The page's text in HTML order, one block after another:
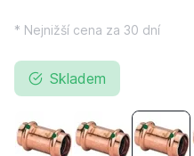
* Nejnižší cena za 30 dní
Skladem
Profipress-objímka 2415
Profipress-